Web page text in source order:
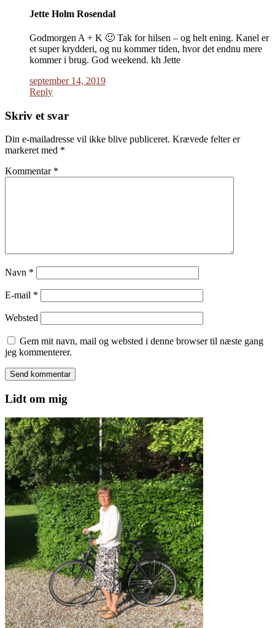
Jette Holm Rosendal
Godmorgen A + K 🙂 Tak for hilsen – og helt ening. Kanel er
et super krydderi, og nu kommer tiden, hvor det endnu mere
kommer i brug. God weekend. kh Jette
september 14, 2019
Reply
Skriv et svar
Din e-mailadresse vil ikke blive publiceret. Krævede felter er
markeret med *
Kommentar *
Navn *
E-mail *
Websted
Gem mit navn, mail og websted i denne browser til næste gang
jeg kommenterer.
Lidt om mig